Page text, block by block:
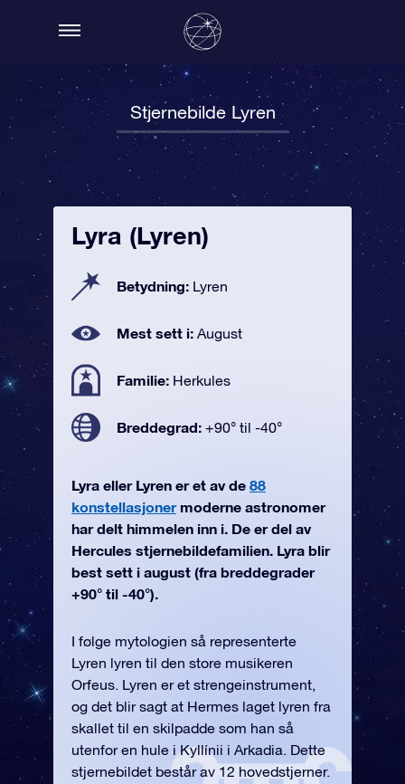
Stjernebilde Lyren
Lyra (Lyren)
Betydning: Lyren
Mest sett i: August
Familie: Herkules
Breddegrad: +90° til -40°
Lyra eller Lyren er et av de 88
konstellasjonermoderne astronomer
har delt himmelen inn i. De er del av
Hercules stjernebildefamilien. Lyra blir
best sett i august (fra breddegrader
+90° til -40°).
I følge mytologien så representerte
Lyren lyren til den store musikeren
Orfeus. Lyren er et strengeinstrument,
og det blir sagt at Hermes laget lyren fra
skallet til en skilpadde som han så
utenfor en hule i Kyllínii i Arkadia. Dette
stjernebildet består av 12 hovedstjerner.